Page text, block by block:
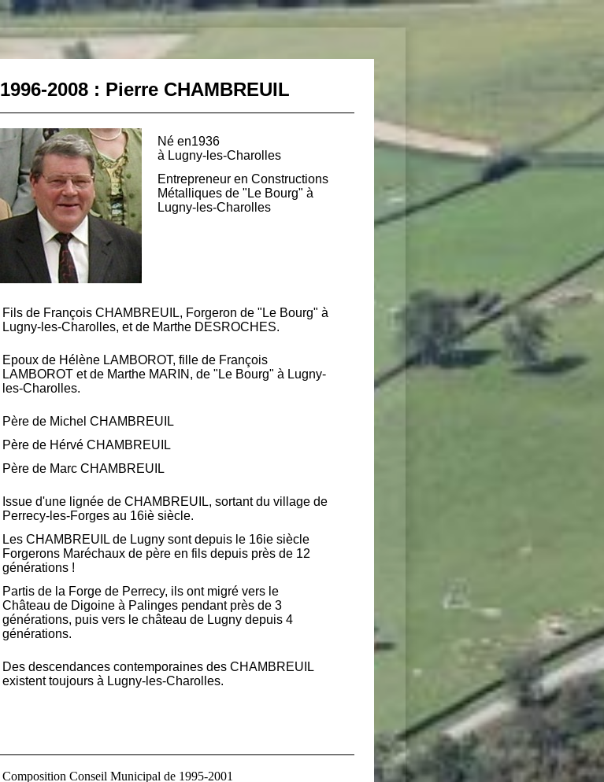
1996-2008 : Pierre CHAMBREUIL
Né en1936
à Lugny-les-Charolles
Entrepreneur en Constructions
Métalliques de "Le Bourg" à
Lugny-les-Charolles
Fils de François CHAMBREUIL, Forgeron de "Le Bourg" à
Lugny-les-Charolles, et de Marthe DESROCHES.
Epoux de Hélène LAMBOROT, fille de François
LAMBOROT et de Marthe MARIN, de "Le Bourg" à Lugny-
les-Charolles.
Père de Michel CHAMBREUIL
Père de Hérvé CHAMBREUIL
Père de Marc CHAMBREUIL
Issue d'une lignée de CHAMBREUIL, sortant du village de
Perrecy-les-Forges au 16iè siècle.
Les CHAMBREUIL de Lugny sont depuis le 16ie siècle
Forgerons Maréchaux de père en fils depuis près de 12
générations !
Partis de la Forge de Perrecy, ils ont migré vers le
Château de Digoine à Palinges pendant près de 3
générations, puis vers le château de Lugny depuis 4
générations.
Des descendances contemporaines des CHAMBREUIL
existent toujours à Lugny-les-Charolles.
Composition Conseil Municipal de 1995-2001